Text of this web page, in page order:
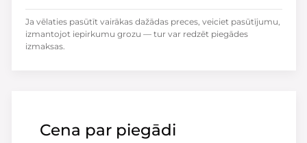
Cena par piegādi
Ja vēlaties pasūtīt vairākas dažādas preces, veiciet pasūtījumu,
izmantojot iepirkumu grozu — tur var redzēt piegādes
izmaksas.